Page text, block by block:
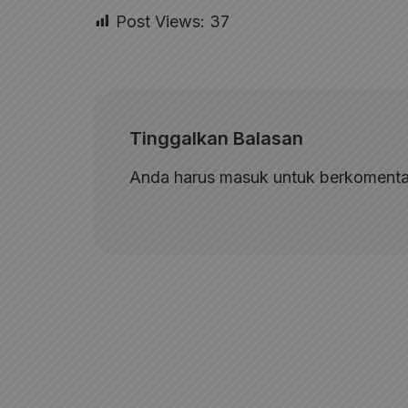
Post Views: 37
Tinggalkan Balasan
Anda harus masuk untuk